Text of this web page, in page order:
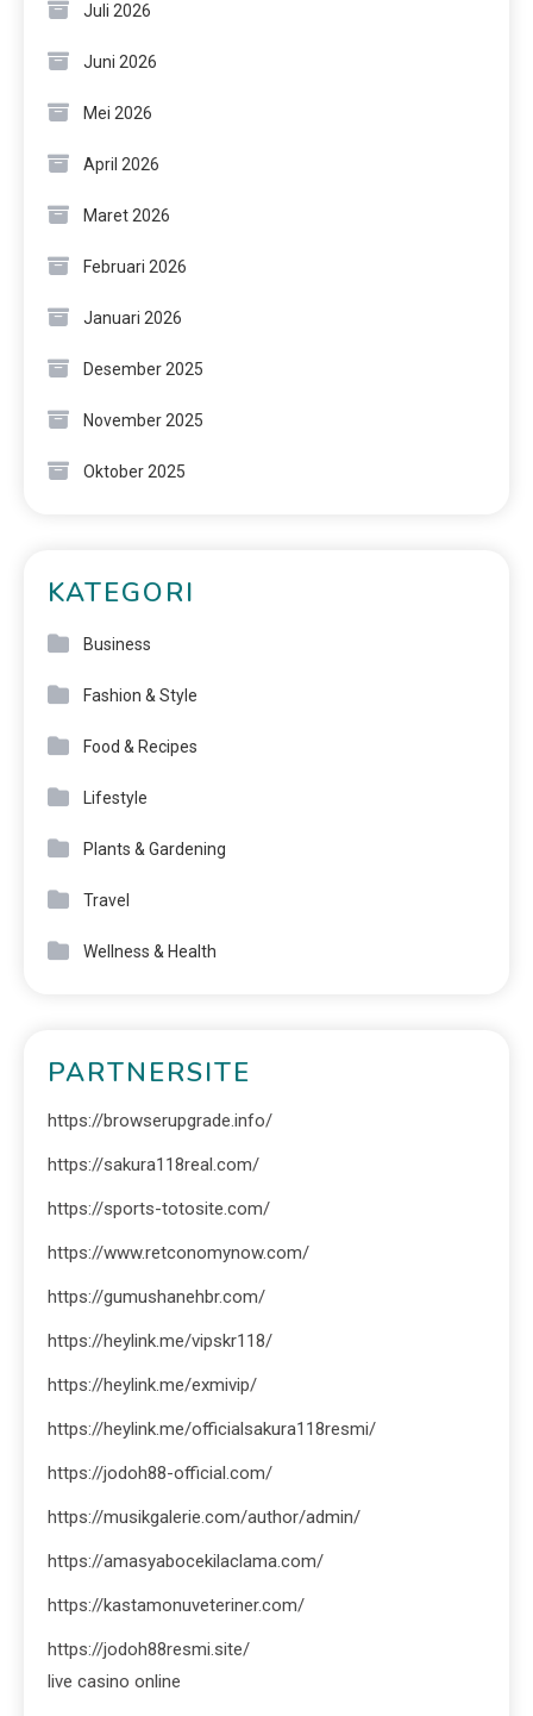
Juli 2026
Juni 2026
Mei 2026
April 2026
Maret 2026
Februari 2026
Januari 2026
Desember 2025
November 2025
Oktober 2025
KATEGORI
Business
Fashion & Style
Food & Recipes
Lifestyle
Plants & Gardening
Travel
Wellness & Health
PARTNERSITE
https://browserupgrade.info/
https://sakura118real.com/
https://sports-totosite.com/
https://www.retconomynow.com/
https://gumushanehbr.com/
https://heylink.me/vipskr118/
https://heylink.me/exmivip/
https://heylink.me/officialsakura118resmi/
https://jodoh88-official.com/
https://musikgalerie.com/author/admin/
https://amasyabocekilaclama.com/
https://kastamonuveteriner.com/
https://jodoh88resmi.site/
live casino online